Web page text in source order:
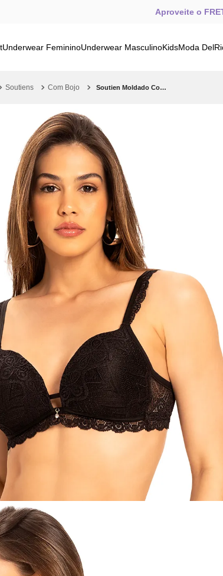
Aproveite o
Underwear FemininoUnderwear MasculinoKidsModa
Soutiens Com Bojo Soutien Moldado Com Renda, Bojo E Ponto De Luz Preto